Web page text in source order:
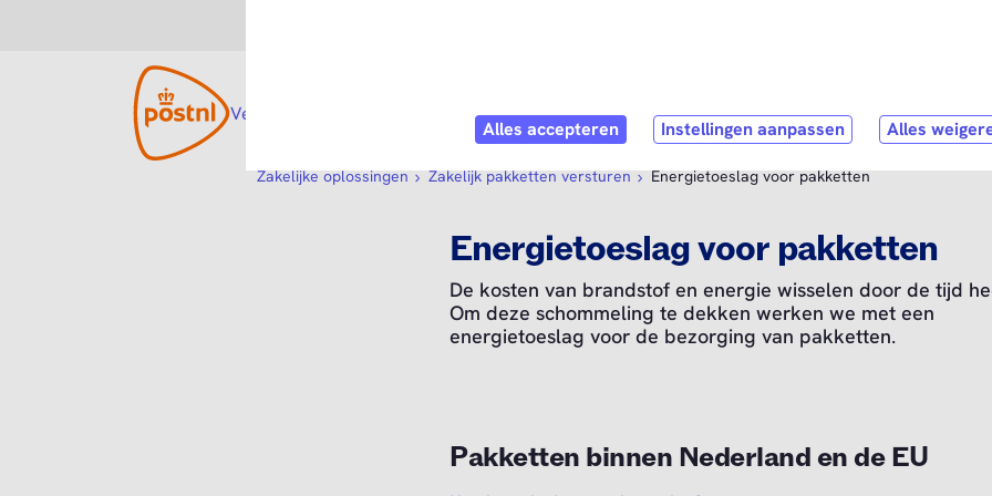
Versturen DienstenOpen submenu
WebshopOpen submenu
Service & Contact
Zakelijke oplossingen Zakelijk pakketten versturen Energietoeslag voor pakketten
Energietoeslag voor pakketten
De kosten van brandstof en energie wisselen door de tijd
Om deze schommeling te dekken werken we met een
energietoeslag voor de bezorging van pakketten.
Pakketten binnen Nederland en de EU